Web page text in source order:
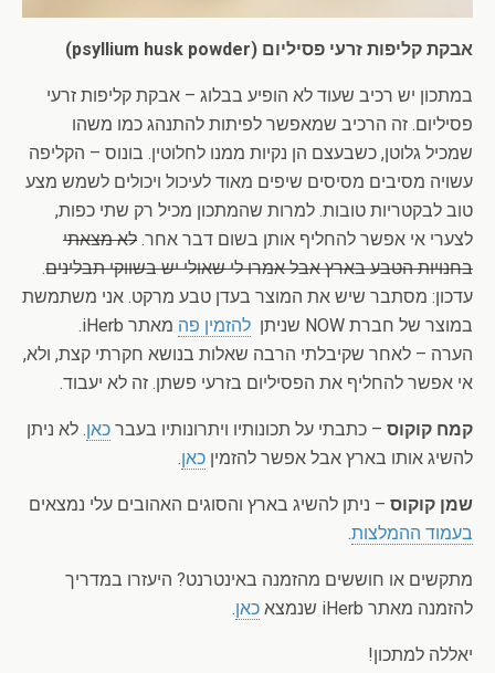
אבקת קליפות זרעי פסיליום (psyllium husk powder)
במתכון יש רכיב שעוד לא הופיע בבלוג – אבקת קליפות זרעי
פסיליום. זה הרכיב שמאפשר לפיתות להתנהג כמו משהו
שמכיל גלוטן, כשבעצם הן נקיות ממנו לחלוטין. בונוס – הקליפה
עשויה מסיבים מסיסים שיפים מאוד לעיכול ויכולים לשמש מצע
טוב לבקטריות טובות. למרות שהמתכון מכיל רק שתי כפות,
לצערי אי אפשר להחליף אותן בשום דבר אחר. לא מצאתי
בחנויות הטבע בארץ אבל אמרו לי שאולי יש בשווקי תבלינים.
עדכון: מסתבר שיש את המוצר בעדן טבע מרקט. אני משתמשת
במוצר של חברת NOW שניתן
להזמין פה מאתר iHerb.
הערה – לאחר שקיבלתי הרבה שאלות בנושא חקרתי קצת, ולא,
אי אפשר להחליף את הפסיליום בזרעי פשתן. זה לא יעבוד.
קמח קוקוס – כתבתי על תכונותיו ויתרונותיו בעבר כאן. לא ניתן
להשיג אותו בארץ אבל אפשר להזמין כאן.
שמן קוקוס – ניתן להשיג בארץ והסוגים האהובים עלי נמצאים
בעמוד ההמלצות.
מתקשים או חוששים מהזמנה באינטרנט? היעזרו במדריך
להזמנה מאתר iHerb שנמצא
כאן.
יאללה למתכון!